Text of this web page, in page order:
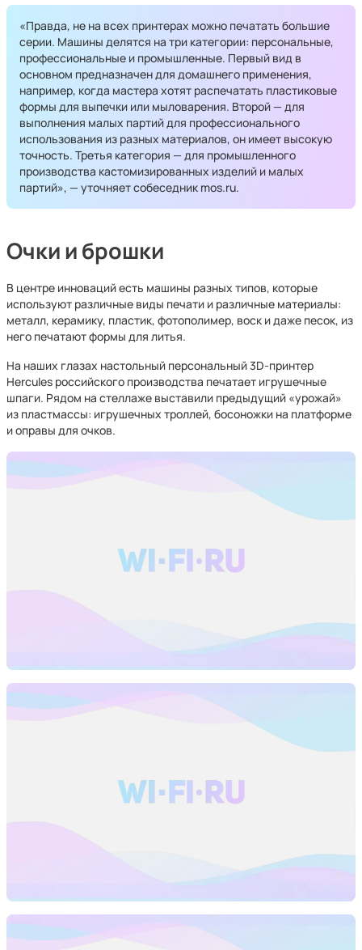
«Правда, не на всех принтерах можно печатать большие
серии. Машины делятся на три категории: персональные,
профессиональные и промышленные. Первый вид в
основном предназначен для домашнего применения,
например, когда мастера хотят распечатать пластиковые
формы для выпечки или мыловарения. Второй — для
выполнения малых партий для профессионального
использования из разных материалов, он имеет высокую
точность. Третья категория — для промышленного
производства кастомизированных изделий и малых
партий», — уточняет собеседник mos.ru.
Очки и брошки
В центре инноваций есть машины разных типов, которые
используют различные виды печати и различные материалы:
металл, керамику, пластик, фотополимер, воск и даже песок, из
него печатают формы для литья.
На наших глазах настольный персональный 3D-принтер
Hercules российского производства печатает игрушечные
шпаги. Рядом на стеллаже выставили предыдущий «урожай»
из пластмассы: игрушечных троллей, босоножки на платформе
и оправы для очков.